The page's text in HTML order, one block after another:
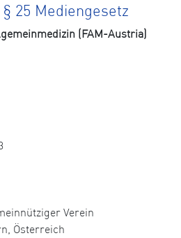
25 Mediengesetz
(FAM-Austria)
Verein
Österreich